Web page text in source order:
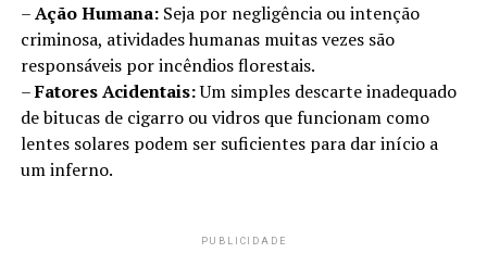
–Ação Humana:Seja por negligência ou intenção
criminosa, atividades humanas muitas vezes são
responsáveis por incêndios florestais.
–Fatores Acidentais:Um simples descarte inadequado
de bitucas de cigarro ou vidros que funcionam como
lentes solares podem ser suficientes para dar início a
um inferno.
PUBLICIDADE